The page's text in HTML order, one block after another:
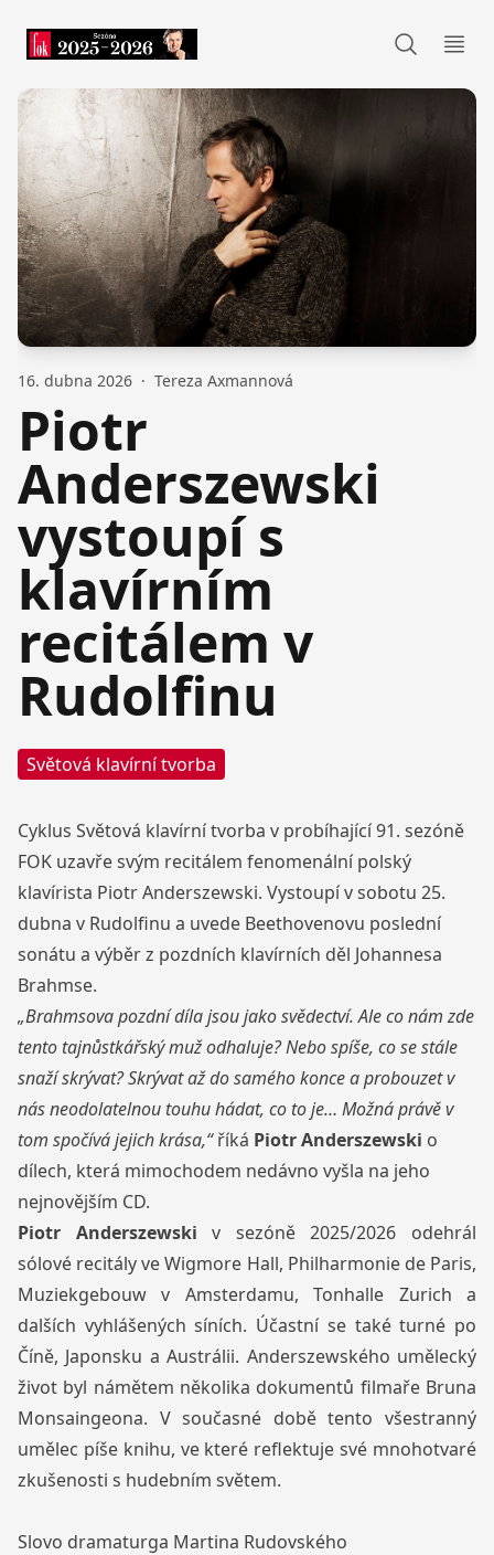
FOK
16. dubna 2026 · Tereza Axmannová
Piotr
Anderszewski
vystoupí s
klavírním
recitálem v
Rudolfinu
Světová klavírní tvorba
Cyklus Světová klavírní tvorba v probíhající 91. sezóně
FOK uzavře svým recitálem fenomenální polský
klavírista Piotr Anderszewski. Vystoupí v sobotu 25.
dubna v Rudolfinu a uvede Beethovenovu poslední
sonátu a výběr z pozdních klavírních děl Johannesa
Brahmse.
„Brahmsova pozdní díla jsou jako svědectví. Ale co nám zde
tento tajnůstkářský muž odhaluje? Nebo spíše, co se stále
snaží skrývat? Skrývat až do samého konce a probouzet v
nás neodolatelnou touhu hádat, co to je… Možná právě v
tom spočívá jejich krása,“říká Piotr Anderszewski o
dílech, která mimochodem nedávno vyšla na jeho
nejnovějším CD.
Piotr Anderszewskiv sezóně 2025/2026 odehrál
sólové recitály ve Wigmore Hall, Philharmonie de Paris,
Muziekgebouw v Amsterdamu, Tonhalle Zurich a
dalších vyhlášených síních. Účastní se také turné po
Číně, Japonsku a Austrálii. Anderszewského umělecký
život byl námětem několika dokumentů filmaře Bruna
Monsaingeona. V současné době tento všestranný
umělec píše knihu, ve které reflektuje své mnohotvaré
zkušenosti s hudebním světem.
Slovo dramaturga Martina Rudovského